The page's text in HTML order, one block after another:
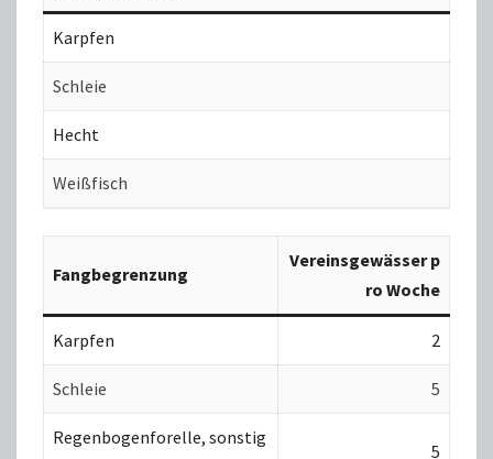
Karpfen
Schleie
Hecht
Weißfisch
Fangbegrenzung
Vereinsgewässer p
ro Woche
Karpfen 2
Schleie 5
Regenbogenforelle, sonstig
5